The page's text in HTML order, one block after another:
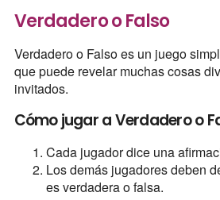
Verdadero o Falso
Verdadero o Falso es un juego
que puede revelar muchas cosas
invitados.
Cómo jugar a Verdadero o
Cada jugador dice una
Los demás jugadores deben
es verdadera o falsa.